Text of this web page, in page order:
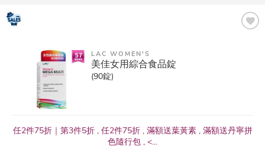
LAC WOMEN'S
美佳女用綜合食品錠
(90錠)
任2件75折｜第3件5折 , 任2件75折 , 滿額送葉黃素 , 滿額送丹寧拼
色隨行包 , <...